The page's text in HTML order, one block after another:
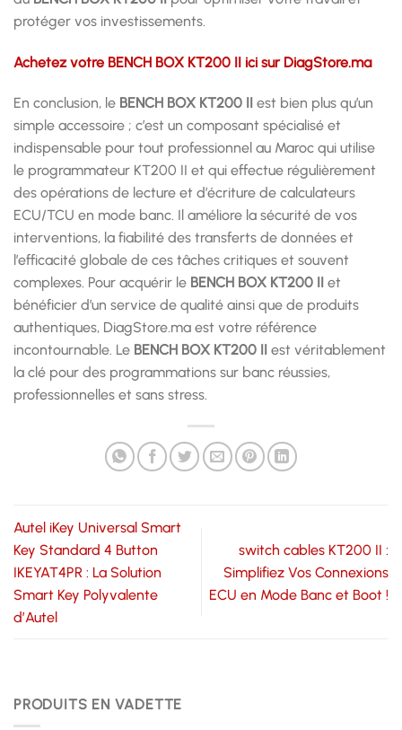
protéger vos investissements.
Achetez votre BENCH BOX KT200 II ici sur DiagStore.ma
En conclusion, le BENCH BOX KT200 II
est bien plus qu’un
simple accessoire ; c’est un composant spécialisé et
indispensable pour tout professionnel au Maroc qui utilise
le programmateur KT200 II et qui effectue régulièrement
des opérations de lecture et d’écriture de calculateurs
ECU/TCU en mode banc. Il améliore la sécurité de vos
interventions, la fiabilité des transferts de données et
l’efficacité globale de ces tâches critiques et souvent
complexes. Pour acquérir le BENCH BOX KT200 II
et
bénéficier d’un service de qualité ainsi que de produits
authentiques, DiagStore.ma est votre référence
incontournable. Le BENCH BOX KT200 II
est véritablement
la clé pour des programmations sur banc réussies,
professionnelles et sans stress.
Autel iKey Universal Smart
Key Standard 4 Button
IKEYAT4PR : La Solution
Smart Key Polyvalente
d’Autel
switch cables KT200 II :
Simplifiez Vos Connexions
ECU en Mode Banc et Boot !
PRODUITS EN VADETTE